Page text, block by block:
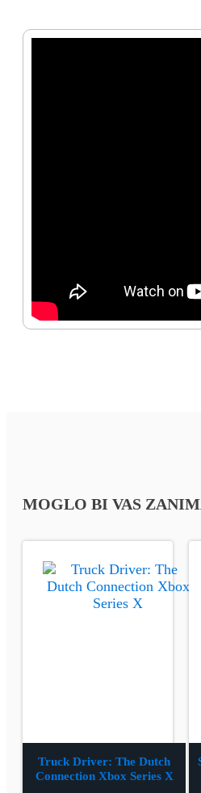
MOGLO BI VAS
Truck Driver: The Dutch
Connection Xbox Series X